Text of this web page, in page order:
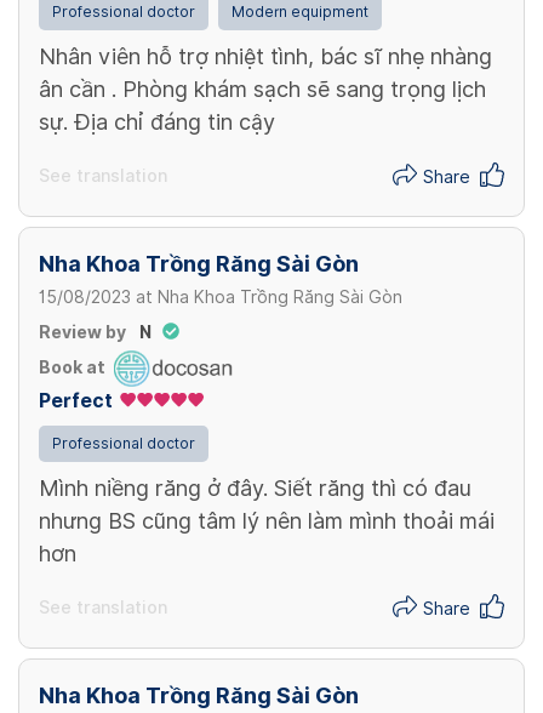
Professional doctor Modern equipment
Nhân viên hỗ trợ nhiệt tình, bác sĩ nhẹ nhàng
ân cần . Phòng khám sạch sẽ sang trọng lịch
sự. Địa chỉ đáng tin cậy
See translation Share
Nha Khoa Trồng Răng Sài Gòn
15/08/2023 at Nha Khoa Trồng Răng Sài Gòn
Review by
N
Book at
Perfect
Professional doctor
Mình niềng răng ở đây. Siết răng thì có đau
nhưng BS cũng tâm lý nên làm mình thoải mái
hơn
See translation Share
Nha Khoa Trồng Răng Sài Gòn